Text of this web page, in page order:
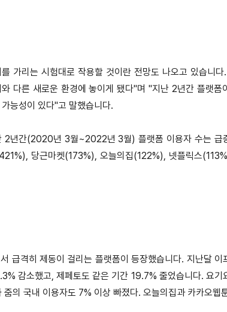
가리는 시험대로 작용할 것이란 전망도 나오고 있습니다.
다른 새로운 환경에 놓이게 됐다"며"지난 2년간 플랫폼
능성이 있다"고 말했습니다.
2년간(2020년 3월~2022년 3월) 플랫폼 이용자 수는 급
당근마켓(173%), 오늘의집(122%), 넷플릭스
급격히 제동이 걸리는 플랫폼이 등장했습니다. 지난달 이
감소했고, 제페토도 같은 기간 19.7% 줄었습니다. 요기
의 국내 이용자도 7% 이상 빠졌다. 오늘의집과 카카오웹